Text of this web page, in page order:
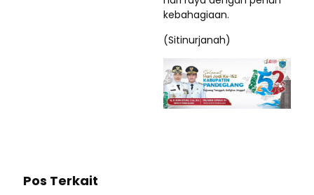
kebahagiaan.
(Sitinurjanah)
Pos Terkait